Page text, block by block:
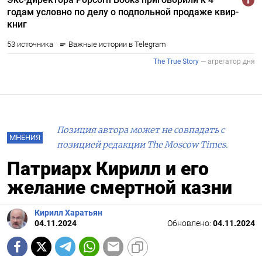
МНЕНИЯ
Позиция автора может не совпадать с
позицией редакции The Moscow Times.
Патриарх Кирилл и его
желание смертной казни
Кирилл Харатьян
04.11.2024
Обновлено: 04.11.2024